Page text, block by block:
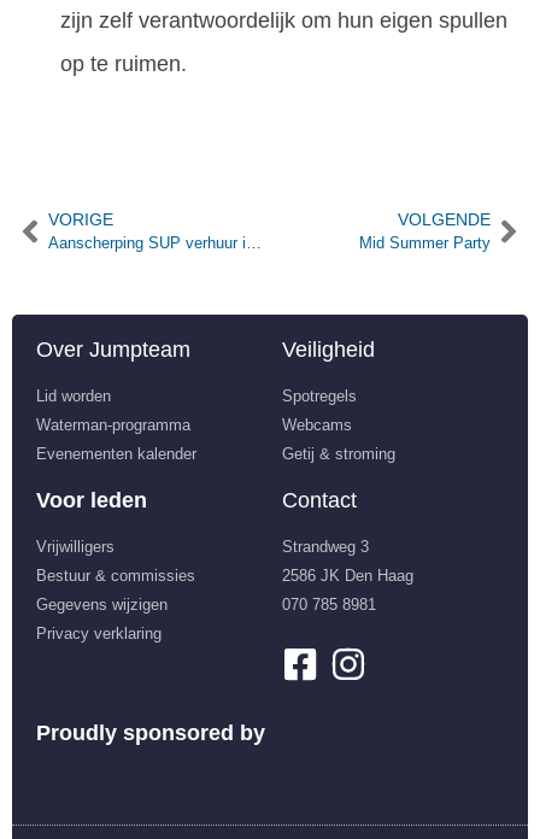
zijn zelf verantwoordelijk om hun eigen spullen
op te ruimen.
VORIGE
Aanscherping SUP verhuur in verband met schade
VOLGENDE
Mid Summer Party
Over Jumpteam
Lid worden
Waterman-programma
Evenementen kalender
Veiligheid
Spotregels
Webcams
Getij & stroming
Voor leden
Vrijwilligers
Bestuur & commissies
Gegevens wijzigen
Privacy verklaring
Contact
Strandweg 3
2586 JK Den Haag
070 785 8981
Proudly sponsored by